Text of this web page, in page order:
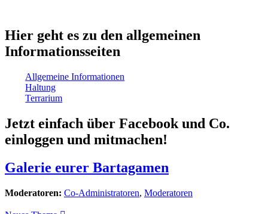
Hier geht es zu den allgemeinen
Informationsseiten
Allgemeine Informationen
Haltung
Terrarium
Jetzt einfach über Facebook und Co.
einloggen und mitmachen!
Galerie eurer Bartagamen
Moderatoren: Co-Administratoren, Moderatoren